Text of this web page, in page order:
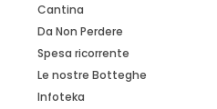
Cantina
Da Non Perdere
Spesa ricorrente
Le nostre Botteghe
Infoteka